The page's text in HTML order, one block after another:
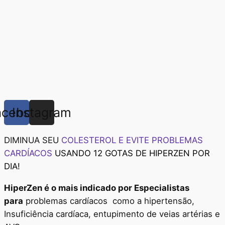
Instagram
DIMINUA SEU COLESTEROL E EVITE PROBLEMAS
CARDÍACOS USANDO 12 GOTAS DE HIPERZEN POR
DIA!
HiperZen é o mais indicado por Especialistas
para problemas cardíacos como a hipertensão,
Insuficiência cardíaca, entupimento de veias artérias e